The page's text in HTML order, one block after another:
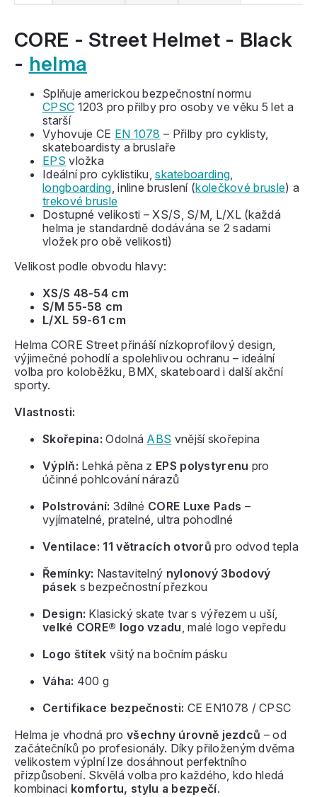
CORE - Street Helmet - Black
- helma
Splňuje americkou bezpečnostní normu
CPSC 1203 pro přilby pro osoby ve věku 5 let a
starší
Vyhovuje CE EN 1078 – Přilby pro cyklisty,
skateboardisty a bruslaře
EPS vložka
Ideální pro cyklistiku,skateboarding,
longboarding, inline bruslení (kolečkové brusle) a
trekové brusle
Dostupné velikosti – XS/S, S/M, L/XL (každá
helma je standardně dodávána se 2 sadami
vložek pro obě velikosti)
Velikost podle obvodu hlavy:
XS/S 48-54 cm
S/M 55-58 cm
L/XL 59-61 cm
Helma CORE Street přináší nízkoprofilový design,
výjimečné pohodlí a spolehlivou ochranu – ideální
volba pro koloběžku, BMX, skateboard i další akční
sporty.
Vlastnosti:
Skořepina: Odolná ABS vnější skořepina
Výplň: Lehká pěna z EPS polystyrenu pro
účinné pohlcování nárazů
Polstrování: 3dílné CORE Luxe Pads –
vyjímatelné, pratelné, ultra pohodlné
Ventilace: 11 větracích otvorů pro odvod tepla
Řemínky: Nastavitelný nylonový 3bodový
pásek s bezpečnostní přezkou
Design: Klasický skate tvar s výřezem u uší,
velké CORE® logo vzadu, malé logo vepředu
Logo štítek všitý na bočním pásku
Váha: 400 g
Certifikace bezpečnosti: CE EN1078 / CPSC
Helma je vhodná pro všechny úrovně jezdců – od
začátečníků po profesionály. Díky přiloženým dvěma
velikostem výplní lze dosáhnout perfektního
přizpůsobení. Skvělá volba pro každého, kdo hledá
kombinaci komfortu, stylu a bezpečí.